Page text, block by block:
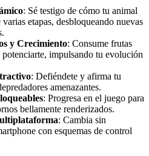
: Sé testigo de cómo tu animal
etapas, desbloqueando nuevas
y Crecimiento: Consume frutas
impulsando tu evolución
: Defiéndete y afirma tu
amenazantes.
: Progresa en el juego para
bellamente renderizados.
: Cambia sin
con esquemas de control